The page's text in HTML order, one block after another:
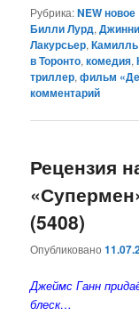
Рубрика:NEW новое
Билли Лурд,
Лакурсьер,
в Торонто,комедия,
триллер,фильм
комментарий
Рецензия
(5408)
Опубликовано
Джеймс Ганн
блеск…